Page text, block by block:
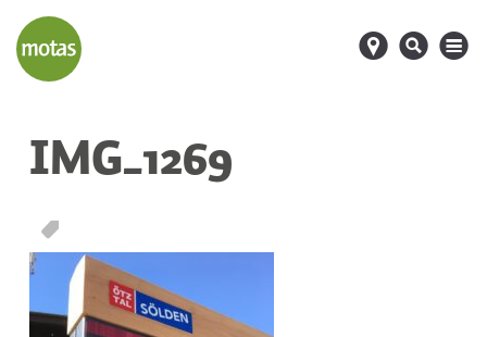
d s M
IMG_1269
T